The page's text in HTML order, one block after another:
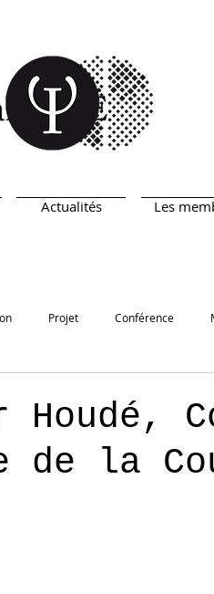
Les
Actualités
Projet Conférence
de la